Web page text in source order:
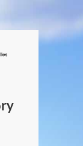
/
Canada